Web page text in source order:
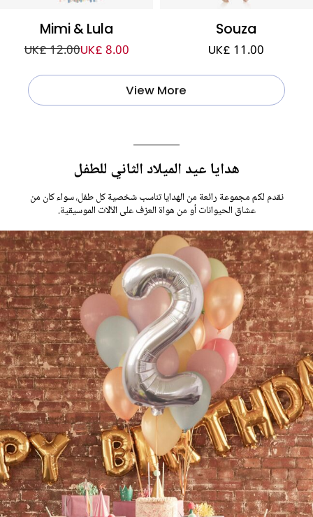
Mimi & Lula
UK£ 12.00UK£ 8.00
Souza
UK£ 11.00
View More
هدايا عيد الميلاد الثاني للطفل
نقدم لكم مجموعة رائعة من الهدايا تناسب شخصية كل طفل، سواء كان من
عشاق الحيوانات أو من هواة العزف على الآلات الموسيقية.